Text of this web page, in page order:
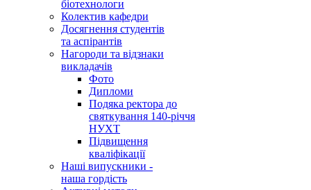
біотехнологи
Колектив кафедри
Досягнення студентів
та аспірантів
Нагороди та відзнаки
викладачів
Фото
Дипломи
Подяка ректора до
святкування 140-річчя
НУХТ
Підвищення
кваліфікації
Наші випускники -
наша гордість